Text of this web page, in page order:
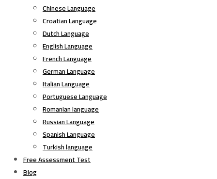
Chinese Language
Croatian Language
Dutch Language
English Language
French Language
German Language
Italian Language
Portuguese Language
Romanian language
Russian Language
Spanish Language
Turkish language
Free Assessment Test
Blog